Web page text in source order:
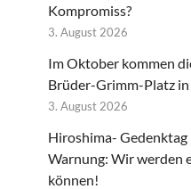
Kompromiss?
3. August 2026
Im Oktober kommen
Brüder-Grimm-Platz in
3. August 2026
Hiroshima-
Warnung: Wir werden
können!